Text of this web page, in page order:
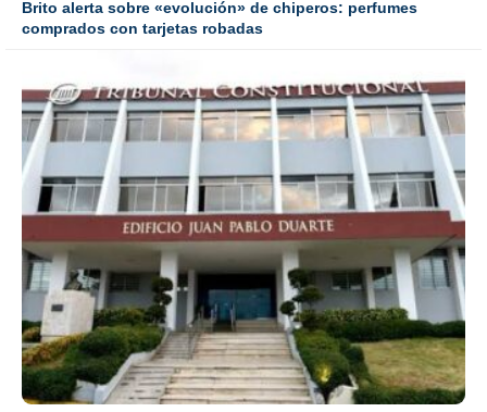
Brito alerta sobre «evolución» de chiperos: perfumes
comprados con tarjetas robadas